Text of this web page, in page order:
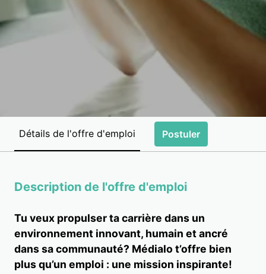
Détails de l'offre d'emploi Postuler
Description de l'offre d'emploi
Tu veux propulser ta carrière dans un
environnement innovant, humain et ancré
dans sa communauté? Médialo t’offre bien
plus qu’un emploi : une mission inspirante!